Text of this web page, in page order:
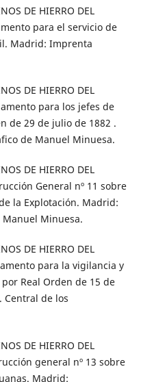
DE HIERRO DEL
para el servicio de
Madrid: Imprenta
DE HIERRO DEL
para los jefes de
de 29 de julio de 1882 .
de Manuel Minuesa.
DE HIERRO DEL
General nº 11 sobre
la Explotación. Madrid:
Minuesa.
DE HIERRO DEL
para la vigilancia y
Real Orden de 15 de
Central de los
DE HIERRO DEL
general nº 13 sobre
Madrid: